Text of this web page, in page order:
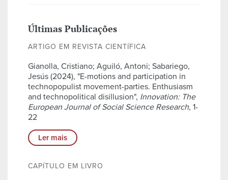
Últimas Publicações
ARTIGO EM REVISTA CIENTÍFICA
Gianolla, Cristiano; Aguiló, Antoni; Sabariego,
Jesús (2024), "E-motions and participation in
technopopulist movement-parties. Enthusiasm
and technopolitical disillusion", Innovation: The
European Journal of Social Science Research, 1-
22
Ler mais
CAPÍTULO EM LIVRO